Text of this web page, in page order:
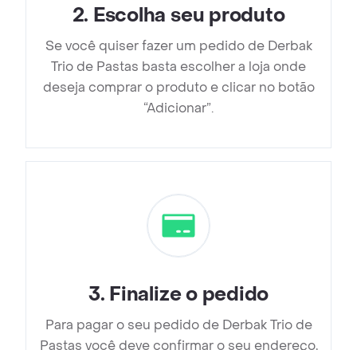
2. Escolha seu produto
Se você quiser fazer um pedido de Derbak
Trio de Pastas basta escolher a loja onde
deseja comprar o produto e clicar no botão
“Adicionar”.
3. Finalize o pedido
Para pagar o seu pedido de Derbak Trio de
Pastas você deve confirmar o seu endereço,